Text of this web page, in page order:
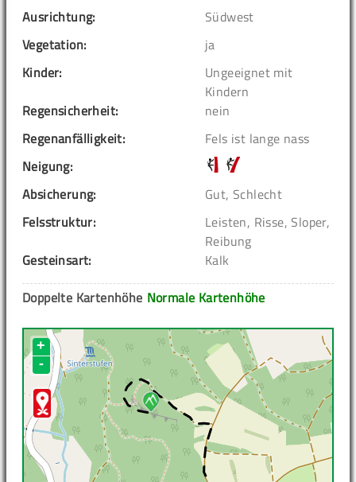
Ausrichtung:
Südwest
Vegetation:
ja
Kinder:
Ungeeignet mit
Kindern
Regensicherheit:
nein
Regenanfälligkeit:
Fels ist lange nass
Neigung:
Absicherung:
Gut, Schlecht
Felsstruktur:
Leisten, Risse, Sloper,
Reibung
Gesteinsart:
Kalk
Normale Kartenhöhe
Doppelte Kartenhöhe
+
-